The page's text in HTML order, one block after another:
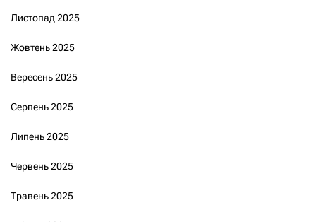
Листопад 2025
Жовтень 2025
Вересень 2025
Серпень 2025
Липень 2025
Червень 2025
Травень 2025